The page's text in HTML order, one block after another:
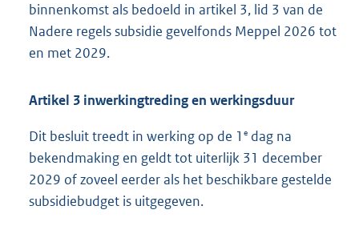
binnenkomst als bedoeld in artikel 3, lid 3 van de
Nadere regels subsidie gevelfonds Meppel 2026 tot
en met 2029.
Artikel 3 inwerkingtreding en werkingsduur
Dit besluit treedt in werking op de 1 e dag na
bekendmaking en geldt tot uiterlijk 31 december
2029 of zoveel eerder als het beschikbare gestelde
subsidiebudget is uitgegeven.